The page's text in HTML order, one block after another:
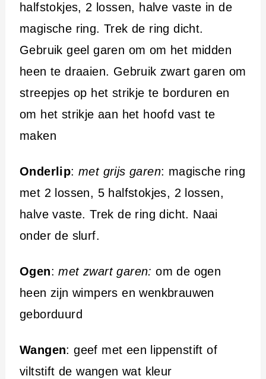
halfstokjes, 2 lossen, halve vaste in de
magische ring. Trek de ring dicht.
Gebruik geel garen om om het midden
heen te draaien. Gebruik zwart garen om
streepjes op het strikje te borduren en
om het strikje aan het hoofd vast te
maken
Onderlip: met grijs garen: magische ring
met 2 lossen, 5 halfstokjes, 2 lossen,
halve vaste. Trek de ring dicht. Naai
onder de slurf.
Ogen:met zwart garen:om de ogen
heen zijn wimpers en wenkbrauwen
geborduurd
Wangen: geef met een lippenstift of
viltstift de wangen wat kleur